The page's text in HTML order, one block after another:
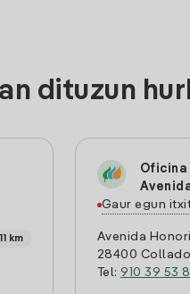
dituzun
11 km
Gaur egun
Avenida
28400
Tel:910 39 53